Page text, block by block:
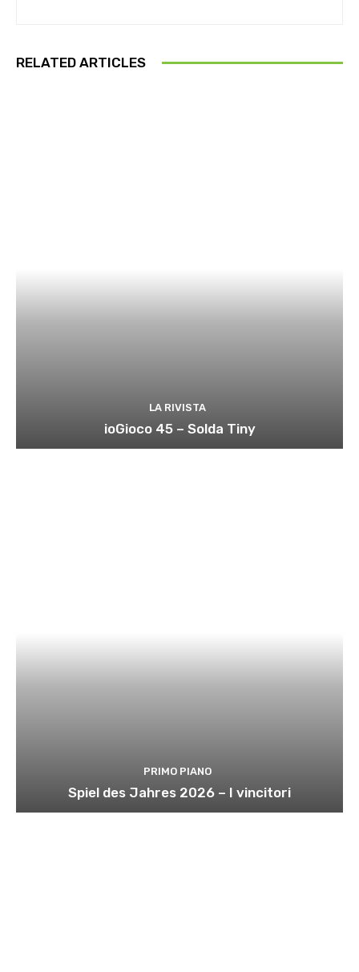
RELATED ARTICLES
LA RIVISTA
ioGioco 45 – Solda Tiny
PRIMO PIANO
Spiel des Jahres 2026 – I vincitori